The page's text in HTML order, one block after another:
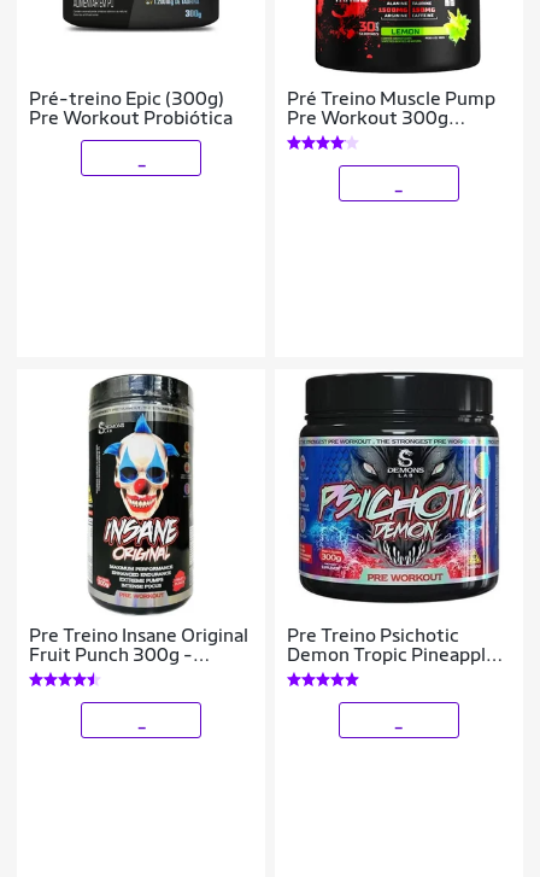
Pré-treino Epic (300g)
Pre Workout Probiótica
Pré Treino Muscle Pump
Pre Workout 300g
Espartanos
Pre Treino Insane Original
Fruit Punch 300g -
Demons Lab
Pre Treino Psichotic
Demon Tropic Pineapple
300g - Demons Lab